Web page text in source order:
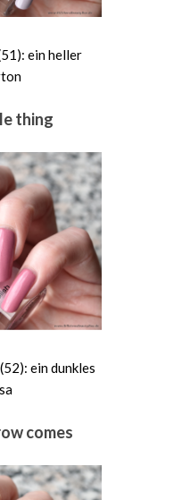
ein heller
thing
ein dunkles
comes